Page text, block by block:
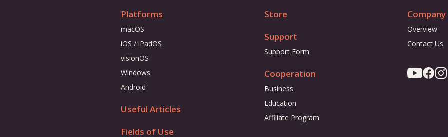
Platforms
macOS
iOS / iPadOS
visionOS
Windows
Android
Useful Articles
Fields of Use
Store
Support
Support Form
Cooperation
Business
Education
Affiliate Program
Company
Overview
Contact Us